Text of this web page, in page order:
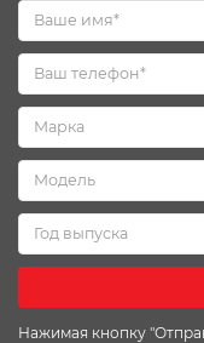
Нажимая кнопку